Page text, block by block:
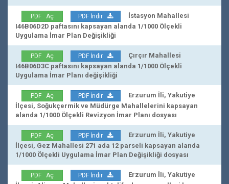
PDF Aç PDF İndir
İstasyon Mahallesi
I46B06D2D paftasını kapsayan alanda 1/1000 Ölçekli
Uygulama İmar Plan Değişikliği
PDF Aç PDF İndir
Çırçır Mahallesi
I46B06D3C paftasını kapsayan alanda 1/1000 Ölçekli
Uygulama İmar Planı değişikliği
PDF Aç PDF İndir
Erzurum İli, Yakutiye
İlçesi, Soğukçermik ve Müdürge Mahallelerini kapsayan
alanda 1/1000 Ölçekli Revizyon İmar Planı dosyası
PDF Aç PDF İndir
Erzurum İli, Yakutiye
İlçesi, Gez Mahallesi 271 ada 12 parseli kapsayan alanda
1/1000 Ölçekli Uygulama İmar Plan Değişikliği dosyası
PDF Aç PDF İndir
Erzurum İli, Yakutiye